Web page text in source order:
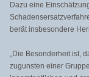
Dazu eine
berät insbesondere
„Die Besonderheit ist,
zugunsten einer